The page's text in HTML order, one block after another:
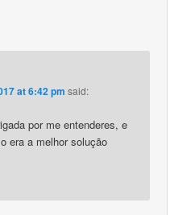
at 6:42 pm said:
por me entenderes, e
era a melhor solução